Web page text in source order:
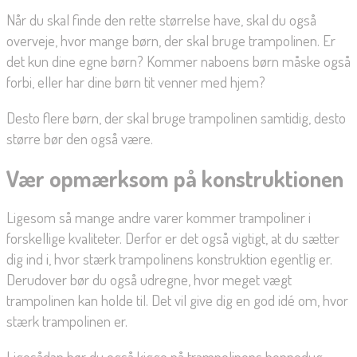
Når du skal finde den rette størrelse have, skal du også
overveje, hvor mange børn, der skal bruge trampolinen. Er
det kun dine egne børn? Kommer naboens børn måske også
forbi, eller har dine børn tit venner med hjem?
Desto flere børn, der skal bruge trampolinen samtidig, desto
større bør den også være.
Vær opmærksom på konstruktionen
Ligesom så mange andre varer kommer trampoliner i
forskellige kvaliteter. Derfor er det også vigtigt, at du sætter
dig ind i, hvor stærk trampolinens konstruktion egentlig er.
Derudover bør du også udregne, hvor meget vægt
trampolinen kan holde til. Det vil give dig en god idé om, hvor
stærk trampolinen er.